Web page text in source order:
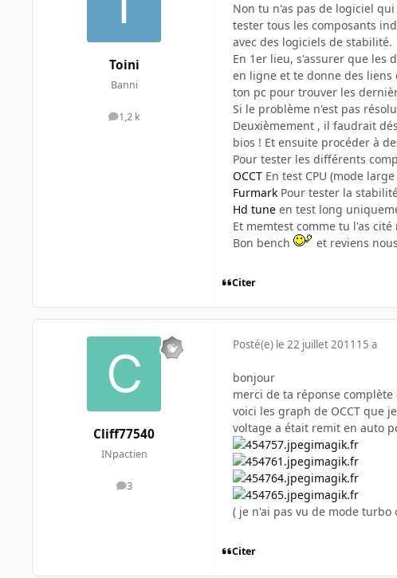
Toini
Banni
1,2 k
messages
Non tu n'as pas de logiciel
tester tous les composants
avec des logiciels de stabilité.
En 1er lieu, s'assurer que
en ligne et te donne des
ton pc pour trouver les
Si le problème n'est pas
Deuxièmement , il faudrait
bios ! Et ensuite procéder à
Pour tester les différents
OCCT En test CPU (mode
Furmark Pour tester la
Hd tune en test long
Et memtest comme tu l'as cité
Bon bench
et reviens
Citer
Cliff77540
INpactien
3
messages
Posté(e) le 22 juillet 2011 15 a
bonjour
merci de ta réponse
voici les graph de OCCT que
voltage a était remit en auto
imagik.fr
imagik.fr
imagik.fr
imagik.fr
( je n'ai pas vu de mode turbo
Citer